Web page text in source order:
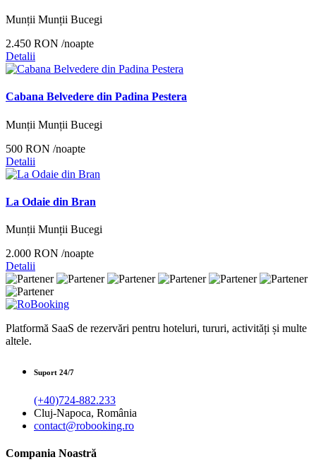
Munții Munții Bucegi
2.450 RON /noapte
Detalii
Cabana Belvedere din Padina Pestera
Munții Munții Bucegi
500 RON /noapte
Detalii
La Odaie din Bran
Munții Munții Bucegi
2.000 RON /noapte
Detalii
Platformă SaaS de rezervări pentru hoteluri, tururi, activități și multe
altele.
Suport 24/7
(+40)724-882.233
Cluj-Napoca, România
contact@robooking.ro
Compania Noastră